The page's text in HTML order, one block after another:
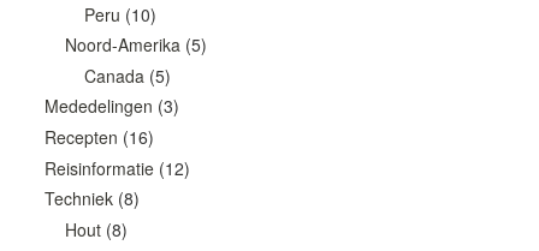
Peru (10)
Noord-Amerika(5)
Canada (5)
Mededelingen (3)
Recepten (16)
Reisinformatie(12)
Techniek(8)
Hout(8)